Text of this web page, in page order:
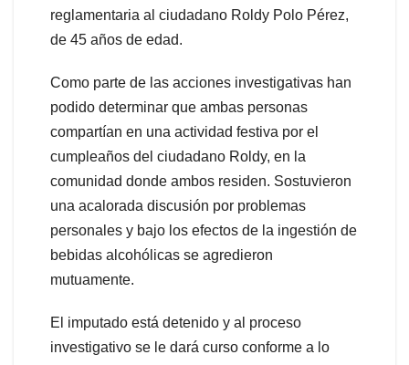
reglamentaria al ciudadano Roldy Polo Pérez,
de 45 años de edad.
Como parte de las acciones investigativas han
podido determinar que ambas personas
compartían en una actividad festiva por el
cumpleaños del ciudadano Roldy, en la
comunidad donde ambos residen. Sostuvieron
una acalorada discusión por problemas
personales y bajo los efectos de la ingestión de
bebidas alcohólicas se agredieron
mutuamente.
El imputado está detenido y al proceso
investigativo se le dará curso conforme a lo